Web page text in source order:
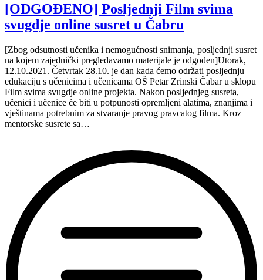
[ODGOĐENO] Posljednji Film svima
svugdje online susret u Čabru
[Zbog odsutnosti učenika i nemogućnosti snimanja, posljednji susret
na kojem zajednički pregledavamo materijale je odgođen]Utorak,
12.10.2021. Četvrtak 28.10. je dan kada ćemo održati posljednju
edukaciju s učenicima i učenicama OŠ Petar Zrinski Čabar u sklopu
Film svima svugdje online projekta. Nakon posljednjeg susreta,
učenici i učenice će biti u potpunosti opremljeni alatima, znanjima i
vještinama potrebnim za stvaranje pravog pravcatog filma. Kroz
mentorske susrete sa…